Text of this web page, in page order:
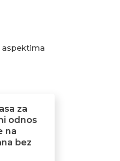
aspektima
za
odnos
na
bez